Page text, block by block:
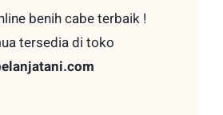
benih cabe terbaik !
tersedia di toko